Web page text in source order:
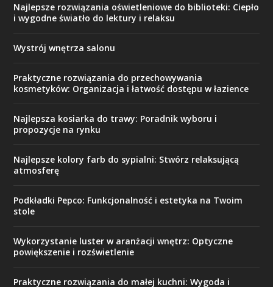
Najlepsze rozwiązania oświetleniowe do biblioteki: Ciepło
i wygodne światło do lektury i relaksu
Wystrój wnętrza salonu
Praktyczne rozwiązania do przechowywania
kosmetyków: Organizacja i łatwość dostępu w łazience
Najlepsza kosiarka do trawy: Poradnik wyboru i
propozycje na rynku
Najlepsze kolory farb do sypialni: Stwórz relaksującą
atmosferę
Podkładki Pepco: Funkcjonalność i estetyka na Twoim
stole
Wykorzystanie luster w aranżacji wnętrz: Optyczne
powiększenie i rozświetlenie
Praktyczne rozwiązania do małej kuchni: Wygoda i